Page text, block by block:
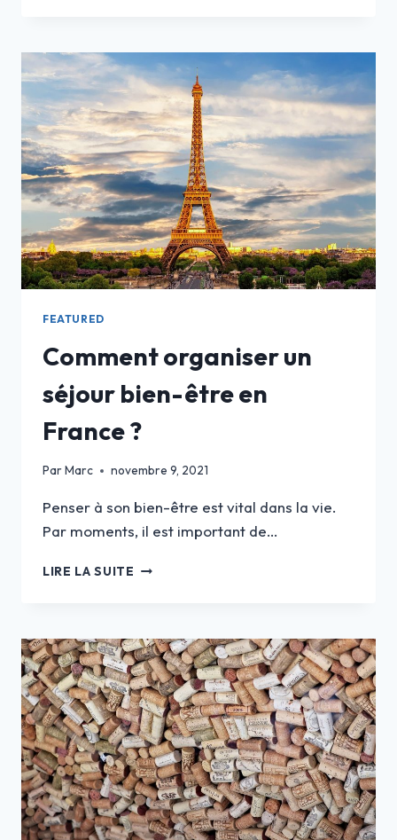
D’ENTREPRISE ?
FEATURED
Comment organiser un
séjour bien-être en
France ?
ParMarc novembre 9, 2021
Penser à son bien-être est vital dans la vie.
Par moments, il est important de…
LIRE LA SUITE COMMENT
BIEN-
ÊTRE
EN
FRANCE ?